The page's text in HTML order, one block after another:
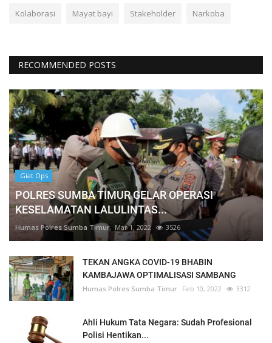
Kolaborasi Mayat bayi Stakeholder Narkoba
RECOMMENDED POSTS
Giat Ops
POLRES SUMBA TIMUR GELAR OPERASI
KESELAMATAN LALULINTAS...
Humas Polres Sumba Timur Mar 1, 2022 3526
TEKAN ANGKA COVID-19 BHABIN
KAMBAJAWA OPTIMALISASI SAMBANG
Humas Polres Sumba Timur Feb 10, 2022 3312
Ahli Hukum Tata Negara: Sudah Profesional
Polisi Hentikan...